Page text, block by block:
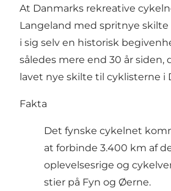
At Danmarks rekreative
Langeland med spritnye
i sig selv en historisk
således mere end 30 år siden,
lavet nye skilte til cyklisterne i
Fakta
Det fynske cykelnet
at forbinde 3.400 km af
oplevelsesrige og
stier på Fyn og Øerne.